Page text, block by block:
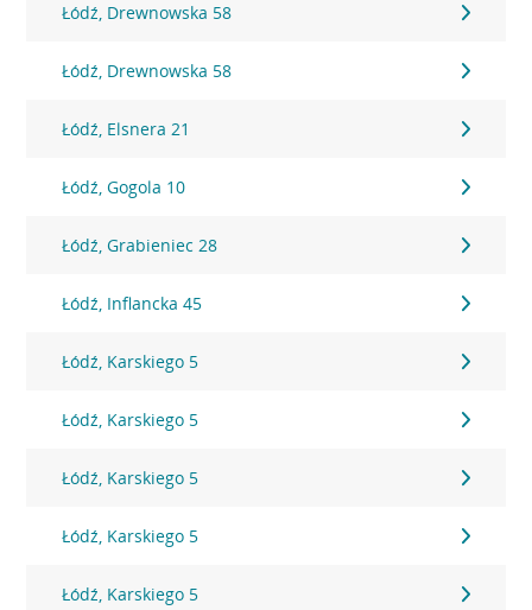
Łódź, Drewnowska 58
Łódź, Drewnowska 58
Łódź, Elsnera 21
Łódź, Gogola 10
Łódź, Grabieniec 28
Łódź, Inflancka 45
Łódź, Karskiego 5
Łódź, Karskiego 5
Łódź, Karskiego 5
Łódź, Karskiego 5
Łódź, Karskiego 5